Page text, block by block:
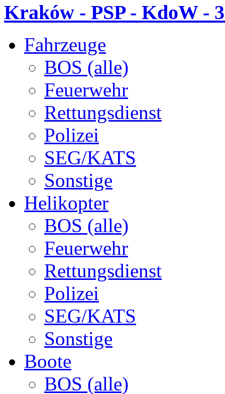
Kraków - PSP - KdoW -
Fahrzeuge
BOS (alle)
Feuerwehr
Rettungsdienst
Polizei
SEG/KATS
Sonstige
Helikopter
BOS (alle)
Feuerwehr
Rettungsdienst
Polizei
SEG/KATS
Sonstige
Boote
BOS (alle)